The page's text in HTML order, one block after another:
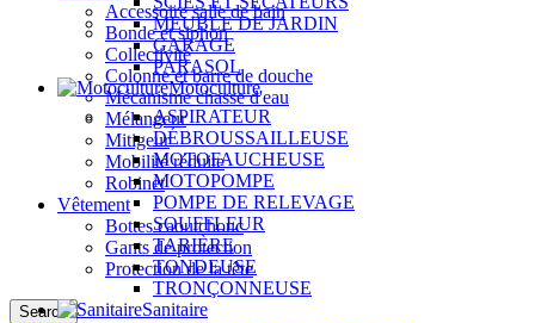
Accessoire salle de bain
Bonde et siphon
Collectivité
Colonne et barre de douche
Mécanisme chasse d'eau
Mélangeur
Mitigeur
Mobilité réduite
Robinet
Vêtement
Bottes caoutchouc
Gants de protection
Protection de la tête
Search
MEUBLE DE JARDIN
GARAGE
PARASOL
Motoculture
ASPIRATEUR
DÉBROUSSAILLEUSE
MOTOFAUCHEUSE
MOTOPOMPE
POMPE DE RELEVAGE
SOUFFLEUR
TARIÈRE
TONDEUSE
TRONÇONNEUSE
Sanitaire